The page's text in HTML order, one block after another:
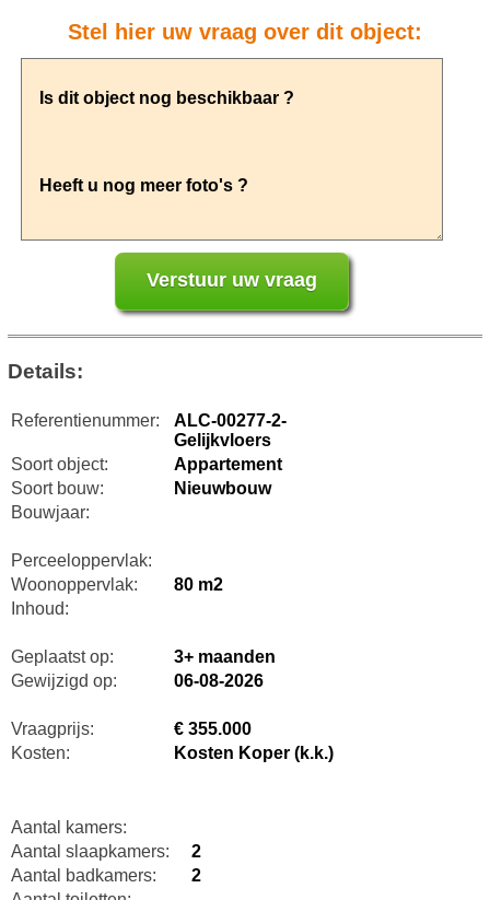
Stel hier uw vraag over dit object:
Details:
Referentienummer:
ALC-00277-2-
Gelijkvloers
Soort object:
Appartement
Soort bouw:
Nieuwbouw
Bouwjaar:
Perceeloppervlak:
Woonoppervlak:
80 m2
Inhoud:
Geplaatst op:
3+ maanden
Gewijzigd op:
06-08-2026
Vraagprijs:
€ 355.000
Kosten:
Kosten Koper (k.k.)
Aantal kamers:
Aantal slaapkamers:
2
Aantal badkamers:
2